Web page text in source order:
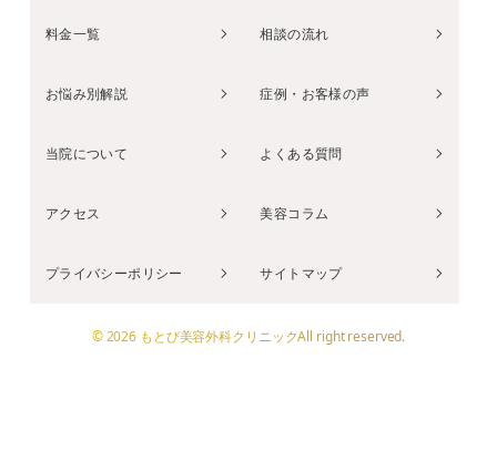
料金一覧 相談の流れ
お悩み別解説 症例・お客様の声
当院について よくある質問
アクセス 美容コラム
プライバシーポリシー サイトマップ
© 2026 もとび美容外科クリニックAll right reserved.